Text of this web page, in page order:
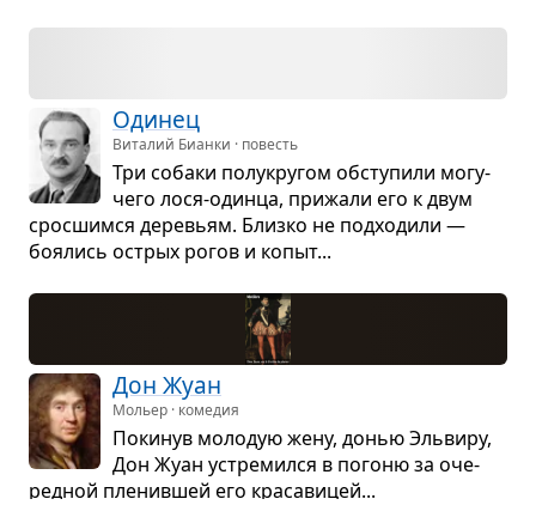
Оди­нец
Виталий Бианки · повесть
Три собаки полу­кру­гом обсту­пили могу­
чего лося-одинца, при­жали его к двум
срос­шимся дере­вьям. Близко не под­хо­дили —
боя­лись острых рогов и копыт...
Дон Жуан
Мольер · комедия
Поки­нув моло­дую жену, донью Эль­виру,
Дон Жуан устре­мился в погоню за оче­
ред­ной пле­нив­шей его кра­са­ви­цей...